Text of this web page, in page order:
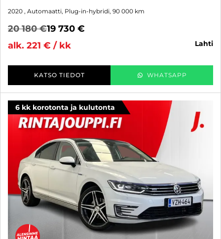
2020 , Automaatti, Plug-in-hybridi, 90 000 km
20 180 €19 730 €
alk. 221 € / kk
lahti
KATSO TIEDOT WHATSAPP
6 kk korotonta ja kulutonta